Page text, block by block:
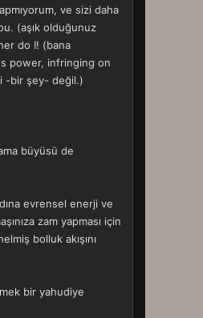
ve sizi daha
(aşık olduğunuz
do I! (bana
power, infringing on
-bir şey- değil.)
büyüsü de
evrensel enerji ve
zam yapması için
bolluk akışını
bir yahudiye